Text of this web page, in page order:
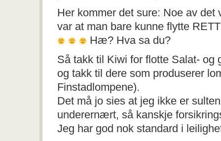
Her kommer det sure: Noe av det
var at man bare kunne flytte
Hæ? Hva sa du?
Så takk til Kiwi for flotte Salat- og
og takk til dere som produserer
Finstadlompene).
Det må jo sies at jeg ikke er
underernært, så kanskje
Jeg har god nok standard i